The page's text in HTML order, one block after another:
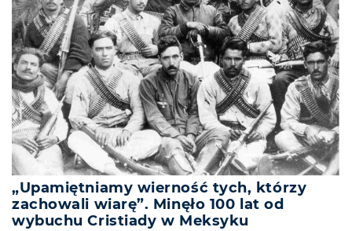
„Upamiętniamy wierność tych, którzy
zachowali wiarę”. Minęło 100 lat od
wybuchu Cristiady w Meksyku